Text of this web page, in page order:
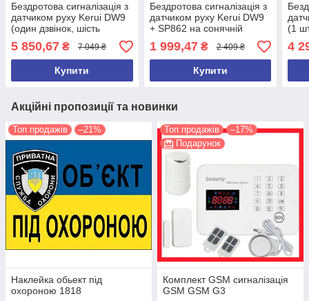
Бездротова сигналізація з
датчиком руху Kerui DW9
(один дзвінок, шість
датчиків) БІЛИЙ
5 850,67 ₴ 7 049 ₴
Купити
Бездротова сигналізація з
датчиком руху Kerui DW9
+ SP862 на сонячній
батареї
1 999,47₴ 2 409 ₴
Купити
(1
4
Акційні пропозиції та новинки
Топ продажів –21%
Наклейка обьект під
охороною 1818
Топ продажів
–17%
Подарунок
Комплект GSM сигналізація
GSM GSM G3